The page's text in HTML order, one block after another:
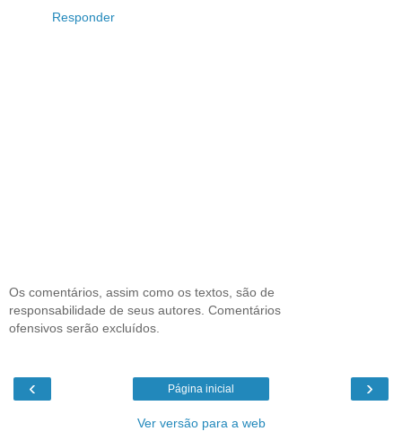
Responder
Os comentários, assim como os textos, são de
responsabilidade de seus autores. Comentários
ofensivos serão excluídos.
‹ ›
Página inicial
Ver versão para a web